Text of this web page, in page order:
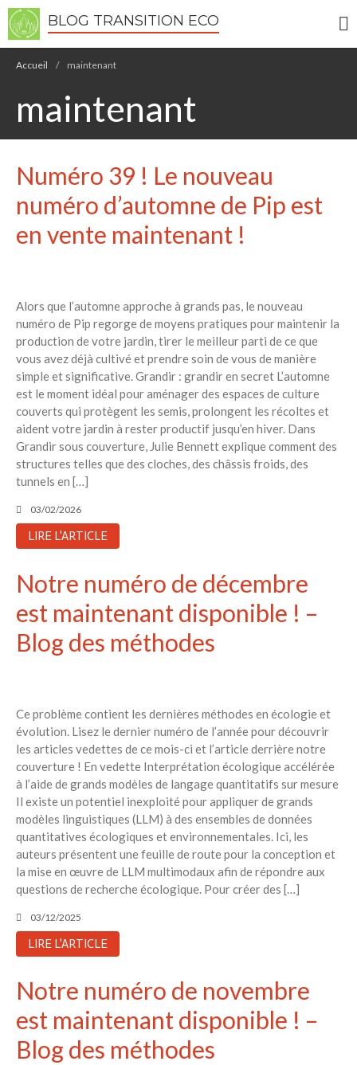
Permaculture
🌿Recettes Bio DIY
Rechercher
Recent Posts
6 éco-actions faciles à prendre
avec vos enfants
Réduire les déchets : votre
guide pour les citoyens et les
électeurs
Ecologist
Utiliser l’apprentissage
automatique pour prédire le
succès d’une invasion – The
Applied Ecologist
Aucun commentaire à afficher.
BLOG TRANSITION ECO
Accueil / maintenant
maintenant
Numéro 39 ! Le nouveau
numéro d’automne de Pip est
en vente maintenant !
Alors que l’automne approche à grands pas, le nouveau
numéro de Pip regorge de moyens pratiques pour maintenir la
production de votre jardin, tirer le meilleur parti de ce que
vous avez déjà cultivé et prendre soin de vous de manière
simple et significative. Grandir : grandir en secret L’automne
est le moment idéal pour aménager des espaces de culture
couverts qui protègent les semis, prolongent les récoltes et
aident votre jardin à rester productif jusqu’en hiver. Dans
Grandir sous couverture, Julie Bennett explique comment des
structures telles que des cloches, des châssis froids, des
tunnels en […]
03/02/2026
LIRE L'ARTICLE
Notre numéro de décembre
est maintenant disponible ! –
Blog des méthodes
Ce problème contient les dernières méthodes en écologie et
évolution. Lisez le dernier numéro de l’année pour découvrir
les articles vedettes de ce mois-ci et l’article derrière notre
couverture ! En vedette Interprétation écologique accélérée
à l’aide de grands modèles de langage quantitatifs sur mesure
Il existe un potentiel inexploité pour appliquer de grands
modèles linguistiques (LLM) à des ensembles de données
quantitatives écologiques et environnementales. Ici, les
auteurs présentent une feuille de route pour la conception et
la mise en œuvre de LLM multimodaux afin de répondre aux
questions de recherche écologique. Pour créer des […]
03/12/2025
LIRE L'ARTICLE
Notre numéro de novembre
est maintenant disponible ! –
Blog des méthodes